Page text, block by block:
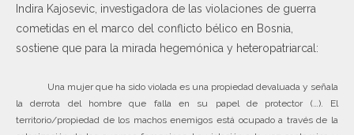
Indira Kajosevic, investigadora de las violaciones de guerra
cometidas en el marco del conflicto bélico en Bosnia,
sostiene que para la mirada hegemónica y heteropatriarcal:
Una mujer que ha sido violada es una propiedad devaluada y señala
la derrota del hombre que falla en su papel de protector (…). El
territorio/propiedad de los machos enemigos está ocupado a través de la